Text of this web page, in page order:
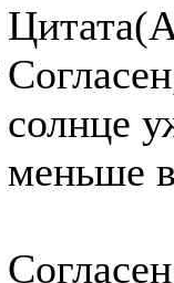
солнце
меньше